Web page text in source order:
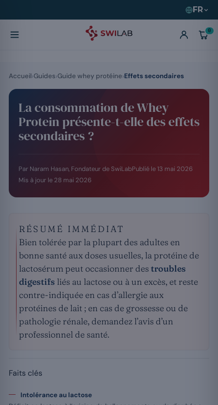
FR
0
La consommation de Whey
Protein présente-t-elle des effets
secondaires ?
Par Naram Hasan, Fondateur de SwiLabPublié le 13 mai 2026
Mis à jour le 28 mai 2026
RÉSUMÉ IMMÉDIAT
Bien tolérée par la plupart des adultes en
bonne santé aux doses usuelles, la protéine de
lactosérum peut occasionner des troubles
digestifs liés au lactose ou à un excès, et reste
contre-indiquée en cas d’allergie aux
protéines de lait ; en cas de grossesse ou de
pathologie rénale, demandez l’avis d’un
professionnel de santé.
Faits clés
Intolérance au lactose
Accueil Guides Guide whey protéine Effets secondaires